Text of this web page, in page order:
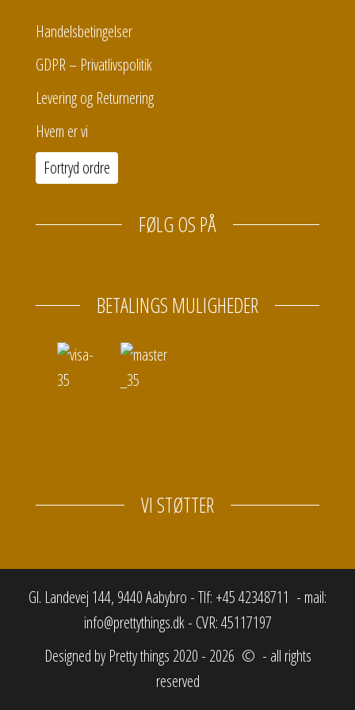
Handelsbetingelser
GDPR – Privatlivspolitik
Levering og Returnering
Hvem er vi
Fortryd ordre
FØLG OS PÅ
BETALINGS MULIGHEDER
VI STØTTER
Gl. Landevej 144, 9440 Aabybro - Tlf: +45 42348711 - mail:
info@prettythings.dk - CVR: 45117197
Designed by Pretty things 2020 - 2026 © - all rights
reserved